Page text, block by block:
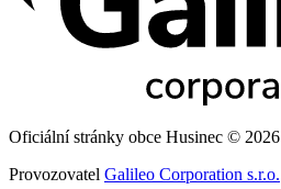
Oficiální stránky obce Husinec © 2026
Provozovatel Galileo Corporation s.r.o.